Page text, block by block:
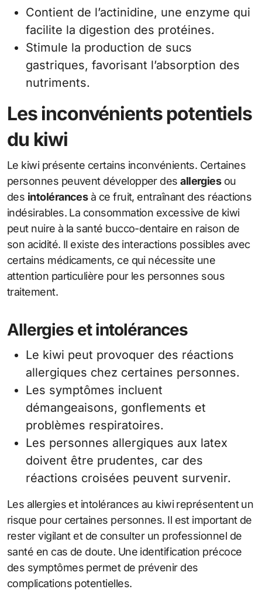
Contient de l’actinidine, une enzyme qui
facilite la digestion des protéines.
Stimule la production de sucs
gastriques, favorisant l’absorption des
nutriments.
Les inconvénients potentiels
du kiwi
Le kiwi présente certains inconvénients. Certaines
personnes peuvent développer desallergiesou
des intolérancesà ce fruit, entraînant des réactions
indésirables. La consommation excessive de kiwi
peut nuire à la santé bucco-dentaire en raison de
son acidité. Il existe des interactions possibles avec
certains médicaments, ce qui nécessite une
attention particulière pour les personnes sous
traitement.
Allergies et intolérances
Le kiwi peut provoquer des réactions
allergiques chez certaines personnes.
Les symptômes incluent
démangeaisons, gonflements et
problèmes respiratoires.
Les personnes allergiques aux latex
doivent être prudentes, car des
réactions croisées peuvent survenir.
Les allergies et intolérances au kiwi représentent un
risque pour certaines personnes. Il est important de
rester vigilant et de consulter un professionnel de
santé en cas de doute. Une identification précoce
des symptômes permet de prévenir des
complications potentielles.